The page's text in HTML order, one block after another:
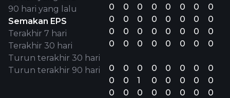
90 hari yang lalu
Semakan EPS
Terakhir 7 hari
Terakhir 30 hari
Turun terakhir 30 hari
Turun terakhir 90 hari
0.03
0.05
0.05
0.05
0
0
0
0.04
0.04
0.04
0.04
0
0
0
0.07
0.06
0.06
0.06
0
1
0
0
0
0
0
0
0
0
0
0
0
0
0
0
0
0
0
0
0
0
0
0
0
0
0
0
0
0
0
0
0
0
0
0
0
0